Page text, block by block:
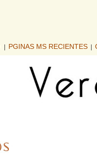
PGINAS MS RECIENTES